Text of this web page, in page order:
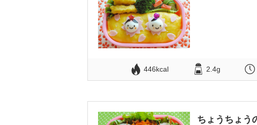
446kcal 2.4g
ちょうちょう